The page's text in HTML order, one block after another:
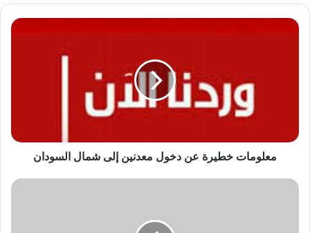
معلومات
معلومات خطيرة عن دخول معدنين إلى شمال السودان
عناوين